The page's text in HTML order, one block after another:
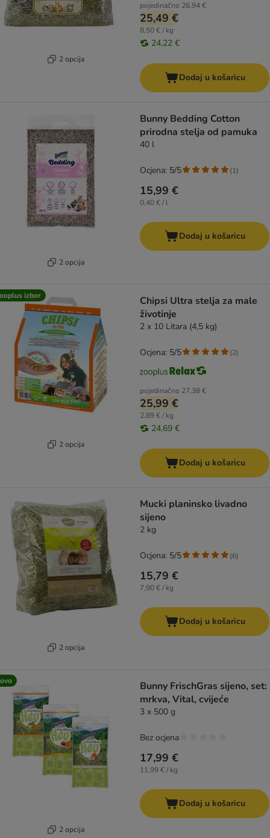
2 opcija
pojedinačno 26,94 €
25,49 €
8,50 € / kg
24,22 €
Dodaj u košaricu
2 opcija
Bunny Bedding Cotton
prirodna stelja od pamuka
40 l
15,99 €
0,40 € / l
Ocjena: 5/5 (1)
Dodaj u košaricu
izbor
2 opcija
Chipsi Ultra stelja za male
životinje
2 x 10 Litara (4,5 kg)
pojedinačno 27,38 €
25,99 €
2,89 € / kg
24,69 €
Ocjena: 5/5 (2)
Dodaj u košaricu
2 opcija
Mucki planinsko livadno
sijeno
2 kg
15,79 €
7,90 € / kg
Ocjena: 5/5 (6)
Dodaj u košaricu
2 opcija
Bunny FrischGras sijeno, set:
mrkva, Vital, cvijeće
3 x 500 g
17,99 €
11,99 € / kg
Bez ocjena
Dodaj u košaricu